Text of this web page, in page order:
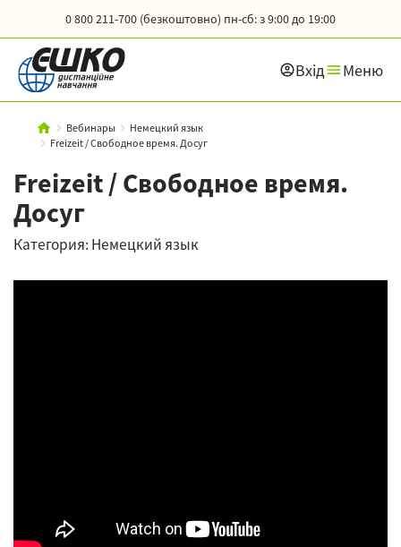
0 800 211-700 (безкоштовно) пн-сб: з 9:00 до 19:00
Вхід Меню
Вебинары
Немецкий язык
Freizeit / Свободное время. Досуг
Freizeit / Свободное время.
Досуг
Категория: Немецкий язык